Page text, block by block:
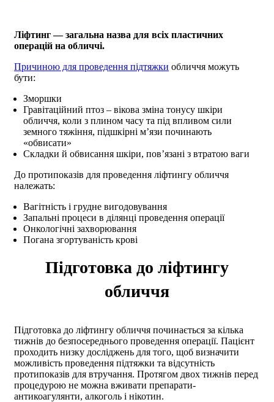
Ліфтинг — загальна назва для всіх пластичних
операцій на обличчі.
Причиною для проведення підтяжки обличчя можуть
бути:
Зморшки
Гравітаційний птоз – вікова зміна тонусу шкіри
обличчя, коли з плином часу та під впливом сили
земного тяжіння, підшкірні м’язи починають
«обвисати»
Складки й обвисання шкіри, пов’язані з втратою ваги
До протипоказів для проведення ліфтингу обличчя
належать:
Вагітність і грудне вигодовування
Запальні процеси в ділянці проведення операції
Онкологічні захворювання
Погана згортуваність крові
Підготовка до ліфтингу
обличчя
Підготовка до ліфтингу обличчя починається за кілька
тижнів до безпосереднього проведення операції. Пацієнт
проходить низку досліджень для того, щоб визначити
можливість проведення підтяжки та відсутність
протипоказів для втручання. Протягом двох тижнів перед
процедурою не можна вживати препарати-
антикоагулянти, алкоголь і нікотин.